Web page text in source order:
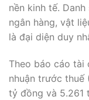
nền kinh tế.
ngân hàng, vật
là đại diện duy
Theo báo cáo tài
nhuận trước thuế
tỷ đồng và 5.261